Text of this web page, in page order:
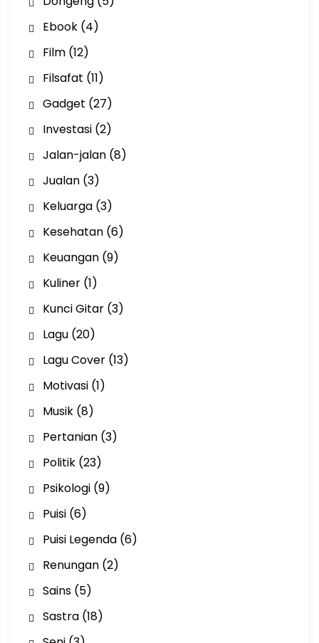
Ebook(4)
Film(12)
Filsafat (11)
Gadget (27)
Investasi(2)
Jalan-jalan(8)
Jualan(3)
Keluarga(3)
Kesehatan(6)
Keuangan(9)
Kuliner(1)
Kunci Gitar(3)
Lagu(20)
Lagu Cover(13)
Motivasi(1)
Musik(8)
Pertanian(3)
Politik(23)
Psikologi(9)
Puisi(6)
Puisi Legenda(6)
Renungan(2)
Sains(5)
Sastra(18)